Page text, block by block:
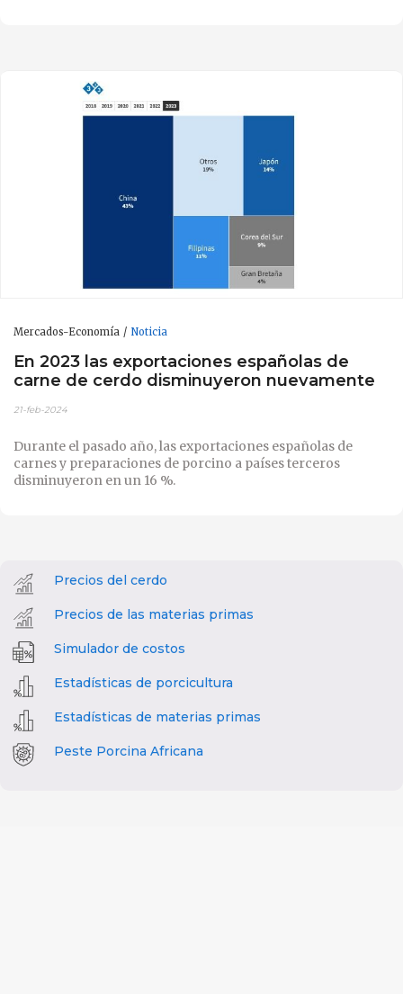
Mercados-Economía Noticia
En 2023 las exportaciones españolas de
carne de cerdo disminuyeron nuevamente
21-feb-2024
Durante el pasado año, las exportaciones españolas de
carnes y preparaciones de porcino a países terceros
disminuyeron en un 16 %.
Precios del cerdo
Precios de las materias primas
Simulador de costos
Estadísticas de porcicultura
Estadísticas de materias primas
Peste Porcina Africana